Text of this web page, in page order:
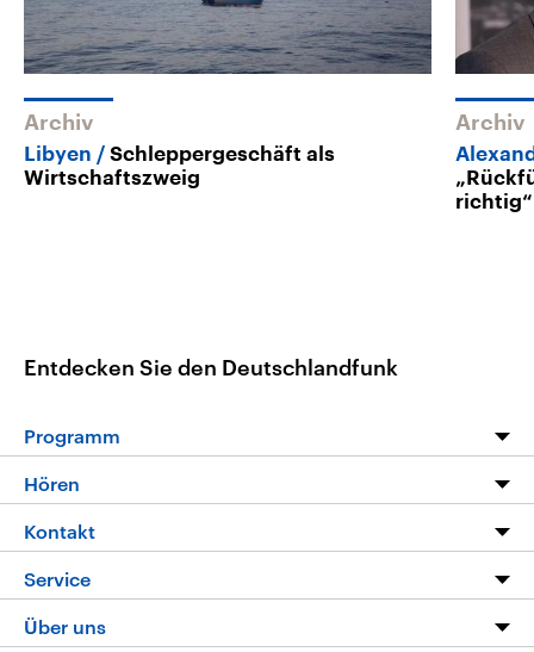
Archiv
Libyen
Schleppergeschäft als
Wirtschaftszweig
Archiv
richtig“
Entdecken Sie den Deutschlandfunk
Programm
Programm
Die Nachrichten
Nachrichtenleicht
Neue Beiträge auf dlf.de
Hören
Livestream
Podcasts
Deutschlandfunk App
Kontakt
Hörerservice
Service
FAQ
Über uns